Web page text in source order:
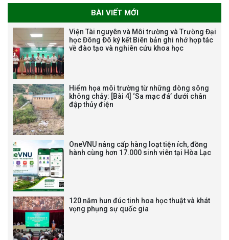
NĂM XÂY DỰNG VÀ PHÁT TRIỂN
VIỆN (1985-2025) VÀ ĐÓN
vị trí việc làm chức danh nghề
nghiệp chuyên môn dùng
Bảo vệ luận án tiến sĩ của NCS
BÀI VIẾT MỚI
Viện Tài nguyên và Môi trường và Trường Đại
học Đông Đô ký kết Biên bản ghi nhớ hợp tác
về đào tạo và nghiên cứu khoa học
Hiểm họa môi trường từ những dòng sông
không chảy: [Bài 4] ‘Sa mạc đá’ dưới chân
đập thủy điện
OneVNU nâng cấp hàng loạt tiện ích, đồng
hành cùng hơn 17.000 sinh viên tại Hòa Lạc
120 năm hun đúc tinh hoa học thuật và khát
vọng phụng sự quốc gia